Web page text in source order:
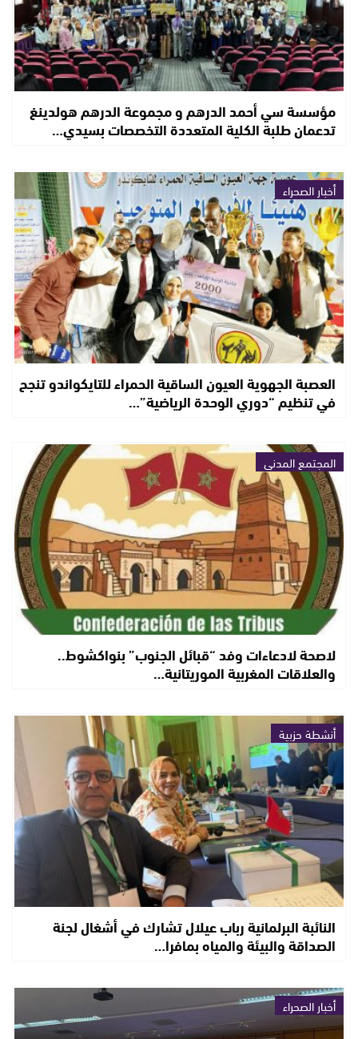
مؤسسة سي أحمد الدرهم و مجموعة الدرهم هولدينغ
تدعمان طلبة الكلية المتعددة التخصصات بسيدي…
أخبار الصحراء
العصبة الجهوية العيون الساقية الحمراء للتايكواندو تنجح
في تنظيم “دوري الوحدة الرياضية”…
المجتمع المدني
لاصحة لادعاءات وفد “قبائل الجنوب” بنواكشوط..
والعلاقات المغربية الموريتانية…
أنشطة حزبية
النائبة البرلمانية رباب عيلال تشارك في أشغال لجنة
الصداقة والبيئة والمياه بمافرا…
أخبار الصحراء